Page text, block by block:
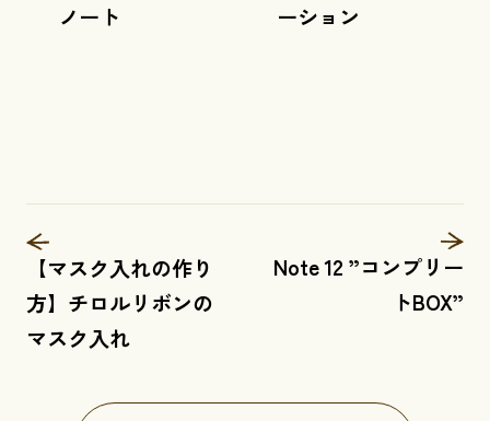
ノート
ーション
【マスク入れの作り
方】チロルリボンの
マスク入れ
Note 12 ”コンプリー
トBOX”